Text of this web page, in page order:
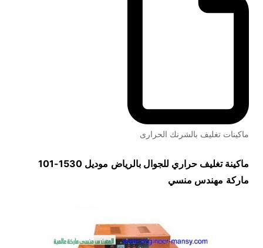
ماكينات تغليف بالشرنك الحرارى
ماكينةتغليف حراري للجوال بالرياض
موديل 1530-101
ماركة مهندس منسي